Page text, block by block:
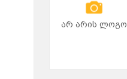
არ არის ლოგო